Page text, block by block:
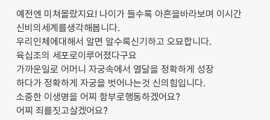
예전엔 미쳐몰랐지요! 나이가 들수록 아흔을바라보며 이시간
신비의세계를생각해봅니다.
우리인체에대해서 알면 알수록신기하고 오묘합니다.
육십조의 세포로이루어졌다구요
가까운일로 어머니 자궁속에서 열달을 정확하게 성장
하다가 정확하게 자궁을 벗어나는것 신의힘입니다.
소중한 이생명을 어찌 함부로행동하겠어요?
어찌 죄를짓고살겠어요?